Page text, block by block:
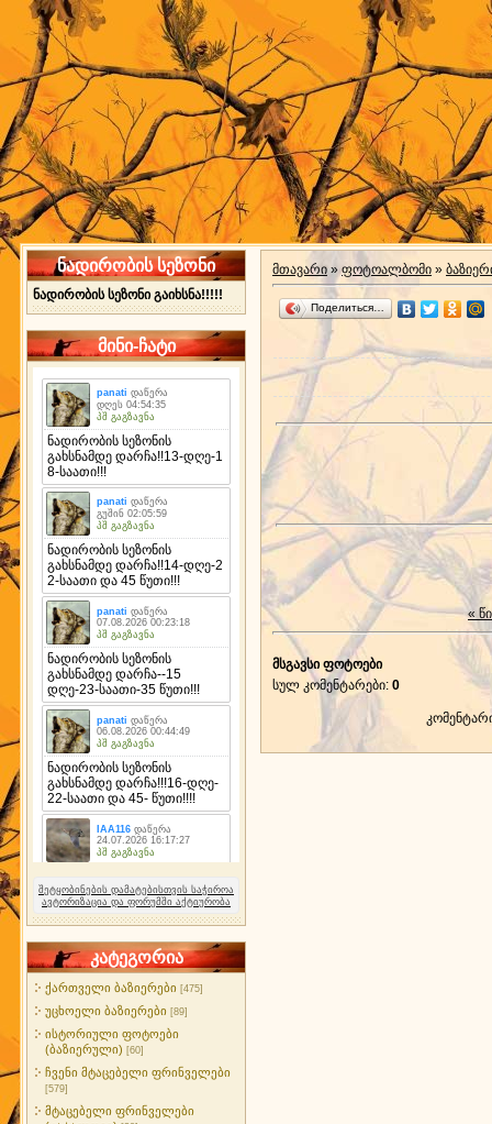
ნადირობის სეზონი
ნადირობის სეზონი გაიხსნა!!!!!
მინი-ჩატი
შეტყობინების დამატებისთვის საჭიროა
ავტორიზაცია და ფორუმში აქტიურობა
კატეგორია
ქართველი ბაზიერები [475]
უცხოელი ბაზიერები [89]
ისტორიული ფოტოები
(ბაზიერული) [60]
ჩვენი მტაცებელი ფრინველები
[579]
მტაცებელი ფრინველები
მთავარი » ფოტოალბომი »
Поделиться…
«
მსგავსი ფოტოები
სულ კომენტარები: 0